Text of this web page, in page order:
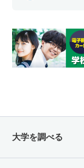
大学を調べる